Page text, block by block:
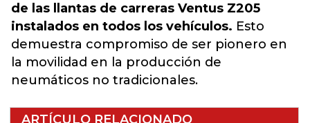
de las llantas de carreras Ventus Z205
instalados en todos los vehículos. Esto
demuestra compromiso de ser pionero en
la movilidad en la producción de
neumáticos no tradicionales.
ARTÍCULO RELACIONADO